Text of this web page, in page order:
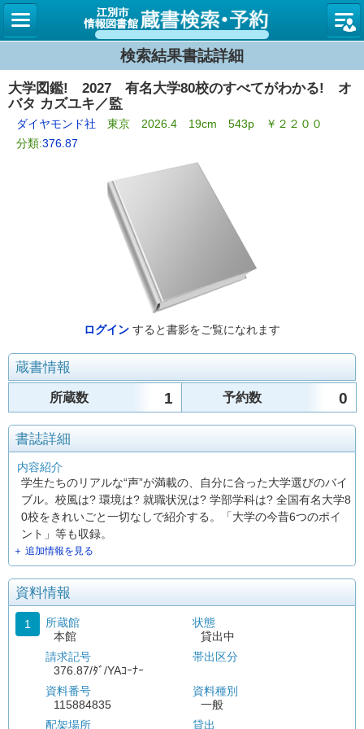
図書館
検索結果書誌詳細
大学図鑑! 2027 有名大学80校のすべてがわかる! オ
バタ カズユキ／監
ダイヤモンド社 東京 2026.4 19cm 543p ￥２２００
分類:376.87
ログイン すると書影をご覧になれます
蔵書情報
所蔵数 1 予約数 0
書誌詳細
内容紹介
学生たちのリアルな“声”が満載の、自分に合った大学選びのバイ
ブル。校風は? 環境は? 就職状況は? 学部学科は? 全国有名大学8
0校をきれいごと一切なしで紹介する。「大学の今昔6つのポイ
ント」等も収録。
＋ 追加情報を見る
資料情報
1
所蔵館
本館
請求記号
376.87/ﾀﾞ/YAｺｰﾅｰ
資料番号
115884835
配架場所
状態
貸出中
帯出区分
資料種別
一般
貸出